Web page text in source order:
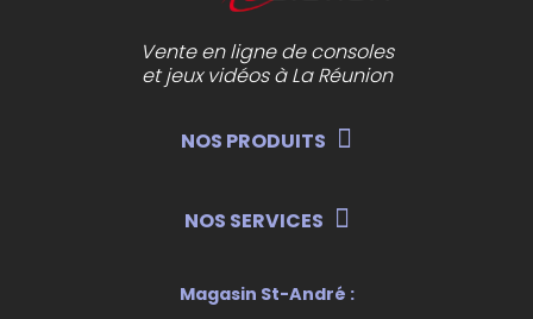
Vente en ligne de consoles
et jeux vidéos à La Réunion
NOS PRODUITS
NOS SERVICES
Magasin St-André :